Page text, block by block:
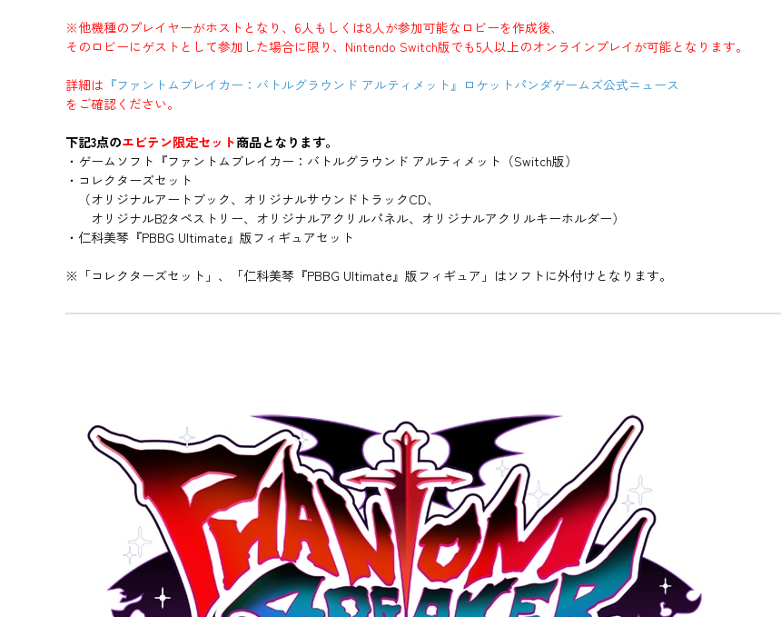
※他機種のプレイヤーがホストとなり、6人もしくは8人が参加可能なロビーを作成後、
そのロビーにゲストとして参加した場合に限り、Nintendo Switch版でも5人以上のオンラインプレイが可能となります。
詳細は 『ファントムブレイカー：バトルグラウンド アルティメット』ロケットパンダゲームズ公式ニュース
をご確認ください。
下記3点のエビテン限定セット商品となります。
・ゲームソフト『ファントムブレイカー：バトルグラウンド アルティメット（Switch版）
・コレクターズセット
（オリジナルアートブック、オリジナルサウンドトラックCD、
オリジナルB2タペストリー、オリジナルアクリルパネル、オリジナルアクリルキーホルダー）
・仁科美琴『PBBG Ultimate』版フィギュアセット
※「コレクターズセット」、「仁科美琴『PBBG Ultimate』版フィギュア」はソフトに外付けとなります。